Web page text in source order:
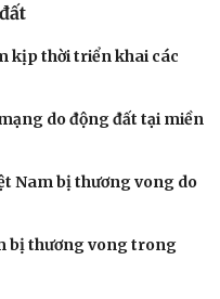
kịp thời triển khai các
do động đất tại miền
Nam bị thương vong do
bị thương vong trong